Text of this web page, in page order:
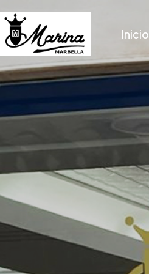
Inicio